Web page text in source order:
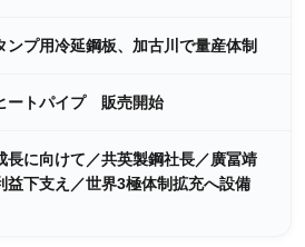
プ用冷延鋼板、加古川で量産体制
ートパイプ 販売開始
に向けて／共英製鋼社長／廣冨靖
益下支え／世界3極体制拡充へ設備